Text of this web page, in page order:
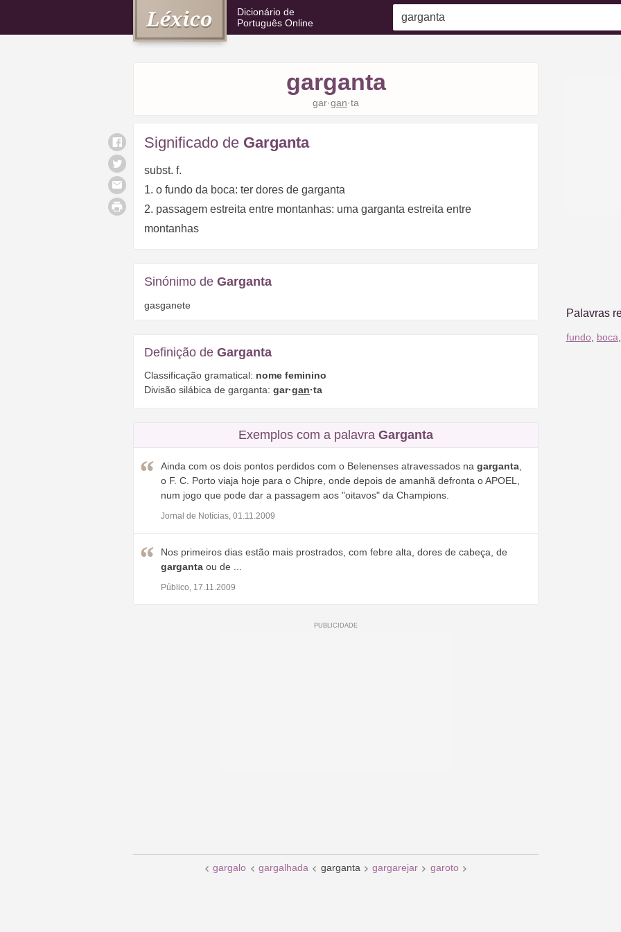
Dicionário de
Português Online
garganta
gar·gan·ta
Significado de Garganta
subst. f.
1. o fundo da boca: ter dores de garganta
2. passagem estreita entre montanhas: uma garganta estreita entre
montanhas
Sinónimo de Garganta
gasganete
Definição de Garganta
Classificação gramatical: nome feminino
Divisão silábica de garganta: gar·gan·ta
Exemplos com a palavraGarganta
Ainda com os dois pontos perdidos com o Belenenses atravessados na garganta,
o F. C. Porto viaja hoje para o Chipre, onde depois de amanhã defronta o APOEL,
num jogo que pode dar a passagem aos "oitavos" da Champions.
Jornal de Notícias, 01.11.2009
Nos primeiros dias estão mais prostrados, com febre alta, dores de cabeça, de
garganta ou de ...
Público, 17.11.2009
gargalo gargalhada garganta gargarejar garoto
Palavras
fundo, boca